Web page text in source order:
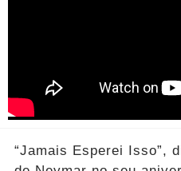
“Jamais Esperei Isso”,